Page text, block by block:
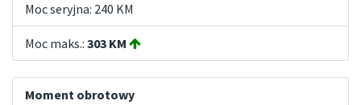
Moc seryjna: 240 KM
Moc maks.: 303 KM
Moment obrotowy